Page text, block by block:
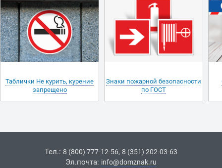
Таблички Не курить, курение
запрещено
Знаки пожарной безопасности
по ГОСТ
Тел.: 8 (800) 777-12-56, 8 (351) 202-03-63
Эл.почта: info@domznak.ru